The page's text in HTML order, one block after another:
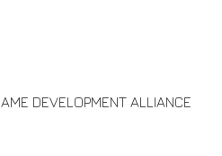
DEVELOPMENT ALLIANCE